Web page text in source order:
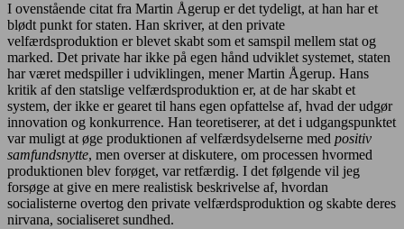
I ovenstående citat fra Martin Ågerup er det tydeligt, at han har et
blødt punkt for staten. Han skriver, at den private
velfærdsproduktion er blevet skabt som et samspil mellem stat og
marked. Det private har ikke på egen hånd udviklet systemet, staten
har været medspiller i udviklingen, mener Martin Ågerup. Hans
kritik af den statslige velfærdsproduktion er, at de har skabt et
system, der ikke er gearet til hans egen opfattelse af, hvad der udgør
innovation og konkurrence. Han teoretiserer, at det i udgangspunktet
var muligt at øge produktionen af velfærdsydelserne med positiv
samfundsnytte, men overser at diskutere, om processen hvormed
produktionen blev forøget, var retfærdig. I det følgende vil jeg
forsøge at give en mere realistisk beskrivelse af, hvordan
socialisterne overtog den private velfærdsproduktion og skabte deres
nirvana, socialiseret sundhed.